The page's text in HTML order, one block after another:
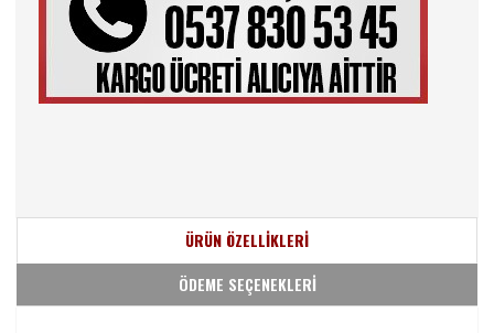
ÜRÜN ÖZELLİKLERİ
ÖDEME SEÇENEKLERİ